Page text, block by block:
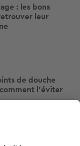
: les bons
leur
de douche
l'éviter